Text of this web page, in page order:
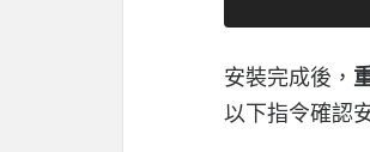
安裝完成後，
以下指令確認